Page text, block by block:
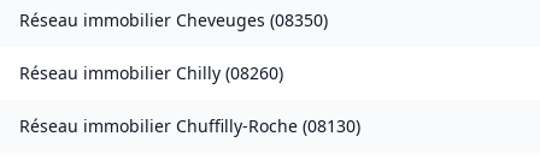
Réseau immobilier Cheveuges (08350)
Réseau immobilier Chilly (08260)
Réseau immobilier Chuffilly-Roche (08130)